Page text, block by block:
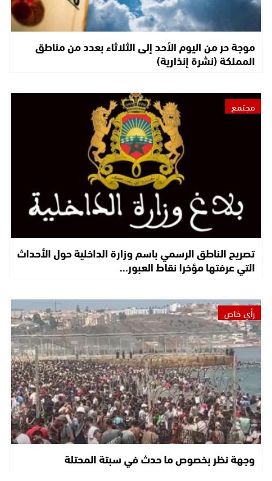
موجة حر من اليوم الأحد إلى الثلاثاء بعدد من مناطق
المملكة (نشرة إنذارية)
مجتمع
تصريح الناطق الرسمي باسم وزارة الداخلية حول الأحداث
التي عرفتها مؤخرا نقاط العبور…
رأي خاص
وجهة نظر بخصوص ما حدث في سبتة المحتلة